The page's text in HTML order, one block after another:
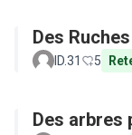
Des
ID.31 5
Des arbres